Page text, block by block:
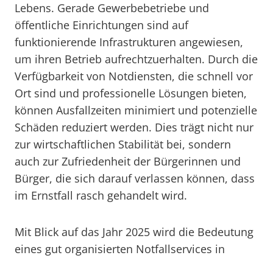
Lebens. Gerade Gewerbebetriebe und
öffentliche Einrichtungen sind auf
funktionierende Infrastrukturen angewiesen,
um ihren Betrieb aufrechtzuerhalten. Durch die
Verfügbarkeit von Notdiensten, die schnell vor
Ort sind und professionelle Lösungen bieten,
können Ausfallzeiten minimiert und potenzielle
Schäden reduziert werden. Dies trägt nicht nur
zur wirtschaftlichen Stabilität bei, sondern
auch zur Zufriedenheit der Bürgerinnen und
Bürger, die sich darauf verlassen können, dass
im Ernstfall rasch gehandelt wird.
Mit Blick auf das Jahr 2025 wird die Bedeutung
eines gut organisierten Notfallservices in